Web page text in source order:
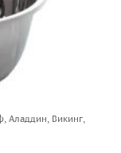
Аладдин, Викинг,